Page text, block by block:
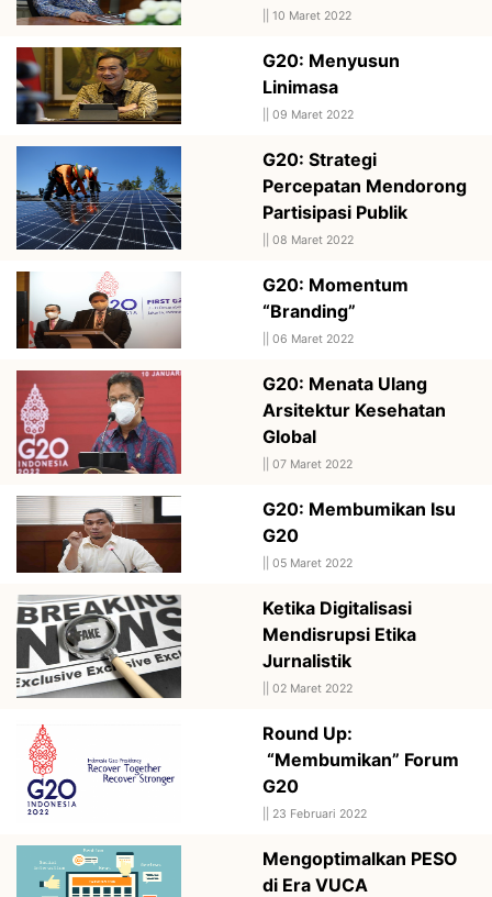
10 Maret 2022
G20: Menyusun
Linimasa
09 Maret 2022
G20: Strategi
Percepatan Mendorong
Partisipasi Publik
08 Maret 2022
G20: Momentum
“Branding”
06 Maret 2022
G20: Menata Ulang
Arsitektur Kesehatan
Global
07 Maret 2022
G20: Membumikan Isu
G20
05 Maret 2022
Ketika Digitalisasi
Mendisrupsi Etika
Jurnalistik
02 Maret 2022
Round Up:
“Membumikan” Forum
G20
23 Februari 2022
Mengoptimalkan PESO
di Era VUCA